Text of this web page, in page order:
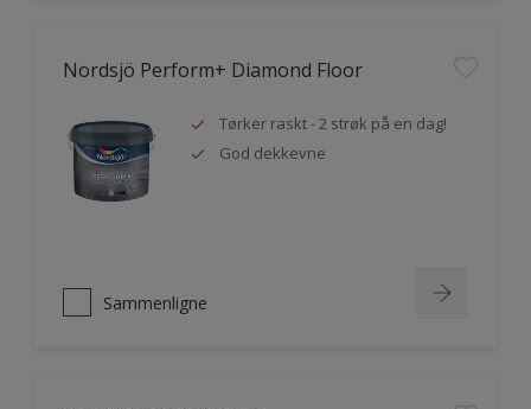
Nordsjö Perform+ Diamond Floor
Tørker raskt - 2 strøk på en dag!
God dekkevne
Sammenligne